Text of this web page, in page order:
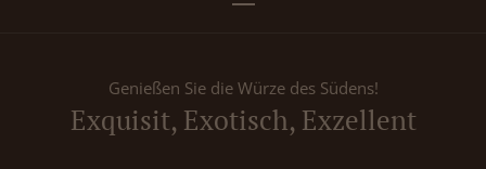
Genießen Sie die Würze des Südens!
Exquisit, Exotisch, Exzellent